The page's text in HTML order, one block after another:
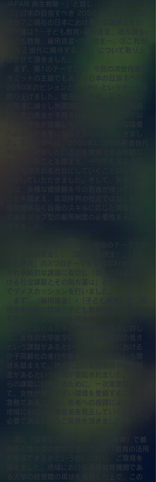
JAPAN 再生戦略～」と題し、３つのテーマ
（①日本の目指すべき 2050 年ビジョンとは
何か？②現在の日本における社会課題とその
処方箋は?～子ども教育×雇用賃金、地方創生×
子ども教育、雇用賃金×地方創生～、③これか
らの Z 世代に期待すること）について取り上
げさせて頂きました。
まず、第1のテーマでは、今回の次世代政策
サミットの主題でもある「日本の目指すべき
2050年のビジョンとは何か」というテーマを
取り上げました。増田氏からは、日本の人口
上に多様性が発展していくこと、新たな環境
への適応が重要になると示していただきまし
次に、第2のテーマでは、今回のテーマであ
ぞれ横断的な課題に着目し「現在の日本にお
ける社会課題とその処方箋は」というテーマ
でディスカッションを行いました。
まず、「雇用賃金」×「子ども教育」で、雇
て、女性の大学進学における理系選択の低さ
という課題があるということ、地方における
少子高齢化の進行や若者女性の減少という現
状を踏まえて、地方における閉塞感や固定観
念があるという課題が提起されました。これ
らの課題に対応するために、一次産業含め
て、女性が働きやすい環境を整備することが
急務であることや、若者への投資により特に
地域における環境格差を是正していくことが
必要であるというご意見を頂きました。
次に「環境地方創生」×「子ども教育」で都
市部と地方間の教育格差に対してIT教育の活用
が寄与できるかという問いに対し、ご意見を
頂きました。地域における高等教育機関であ
る大学の経営難の現状を指摘した上で、この